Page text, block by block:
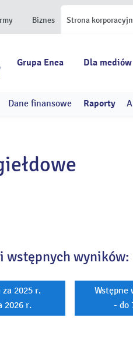
Biznes Strona
Grupa Enea Dla mediów
Dane finansowe Raporty
wstępnych wyników:
2025 r.
2026 r.
Wstępne
- do